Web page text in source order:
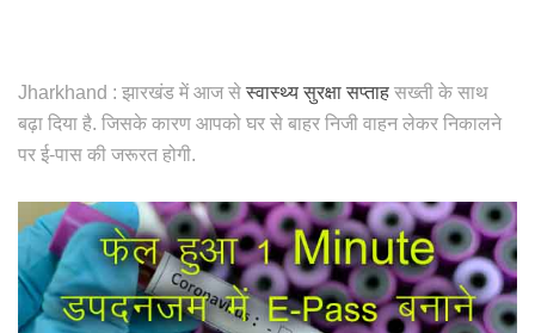
Jharkhand : झारखंड में आज सेस्वास्थ्य सुरक्षा सप्ताह सख्ती के साथ
बढ़ा दिया है. जिसके कारण आपको घर से बाहर निजी वाहन लेकर निकालने
पर ई-पास की जरूरत होगी.